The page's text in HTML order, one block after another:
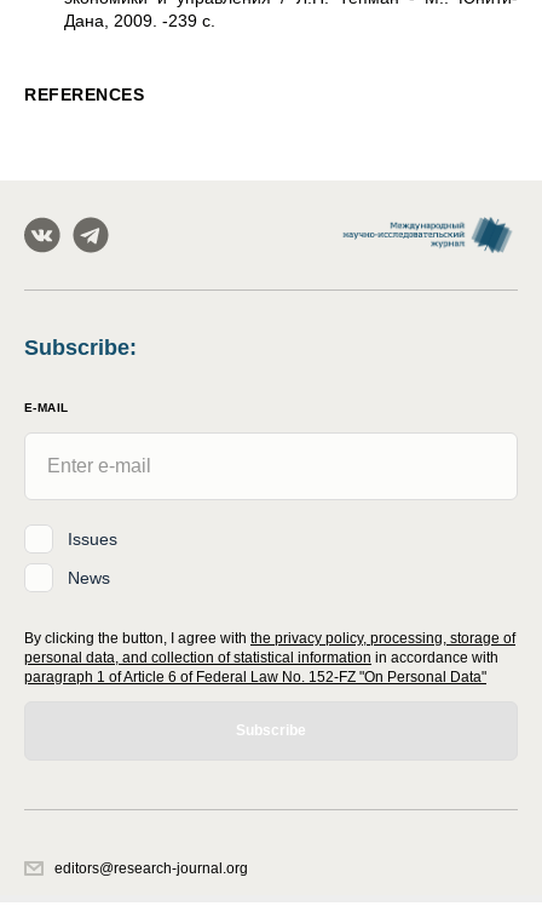
Дана, 2009. -239 с.
REFERENCES
Subscribe:
E-MAIL
Issues
News
By clicking the button, I agree with the privacy policy, processing, storage of
personal data, and collection of statistical information in accordance with
paragraph 1 of Article 6 of Federal Law No. 152-FZ "On Personal Data"
Subscribe
editors@research-journal.org